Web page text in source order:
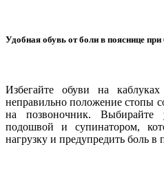
Удобная обувь от боли в пояснице при
Избегайте обуви на
неправильно положение стопы
на позвоночник.
подошвой и супинатором,
нагрузку и предупредить боль в